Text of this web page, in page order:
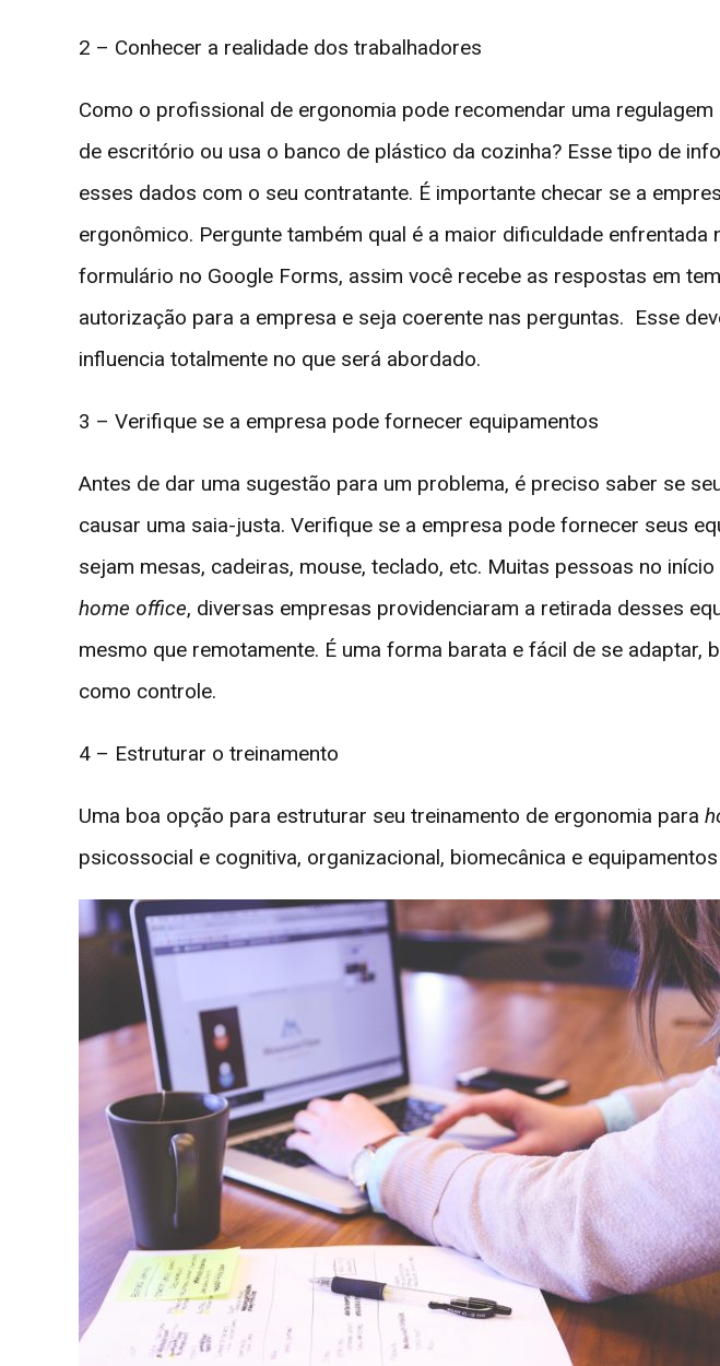
2 – Conhecer a realidade dos trabalhadores
Como o profissional de ergonomia pode recomendar uma
de escritório ou usa o banco de plástico da cozinha? Esse tipo de
esses dados com o seu contratante. É importante checar se a
ergonômico. Pergunte também qual é a maior dificuldade enfrentada
formulário no Google Forms, assim você recebe as respostas em
autorização para a empresa e seja coerente nas perguntas. Esse
influencia totalmente no que será abordado.
3 – Verifique se a empresa pode fornecer equipamentos
Antes de dar uma sugestão para um problema, é preciso saber se
causar uma saia-justa. Verifique se a empresa pode fornecer seus
sejam mesas, cadeiras, mouse, teclado, etc. Muitas pessoas no
home office, diversas empresas providenciaram a retirada desses
mesmo que remotamente. É uma forma barata e fácil de se
como controle.
4 – Estruturar o treinamento
Uma boa opção para estruturar seu treinamento de ergonomia para
psicossocial e cognitiva, organizacional, biomecânica e